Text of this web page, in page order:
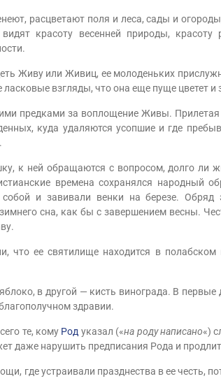
расцветают поля и леса, сады и
красоту весенней природы,
Живу или Живиц, ее молоденьких
взгляды, что она еще пуще цветет и
предками за воплощение Живы. Прилетая
куда удаляются усопшие и где
ней обращаются с вопросом, долго ли
времена сохранялся народный
и завивали венки на березе.
сна, как бы с завершением весны.
ее святилище находится в полабском
в другой — кисть винограда. В первые
здравии.
те, кому Род указал («на роду написано«)
даже нарушить предписания Рода и
устраивали празднества в ее честь,